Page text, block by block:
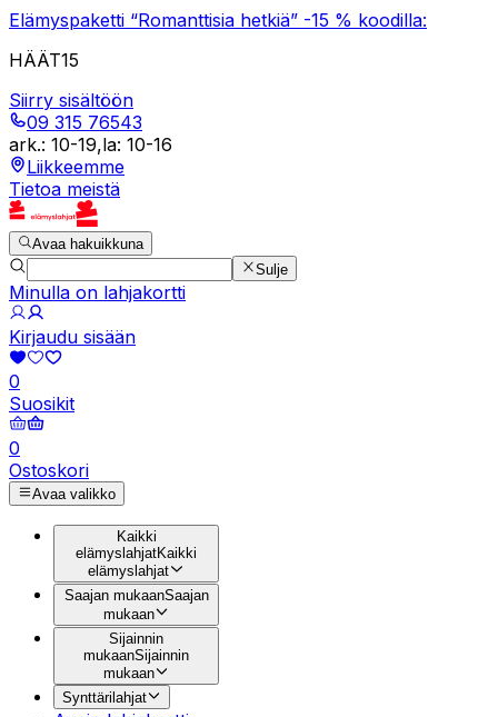
Elämyspaketti “Romanttisia hetkiä” -15 % koodilla:
HÄÄT15
Siirry sisältöön
09 315 76543
ark.: 10-19,la: 10-16
Liikkeemme
Tietoa meistä
Avaa hakuikkuna
Sulje
Minulla on lahjakortti
Kirjaudu sisään
0
Suosikit
0
Ostoskori
Avaa valikko
Kaikki
elämyslahjatKaikki
elämyslahjat
Saajan mukaanSaajan
mukaan
Sijainnin
mukaanSijainnin
mukaan
Synttärilahjat